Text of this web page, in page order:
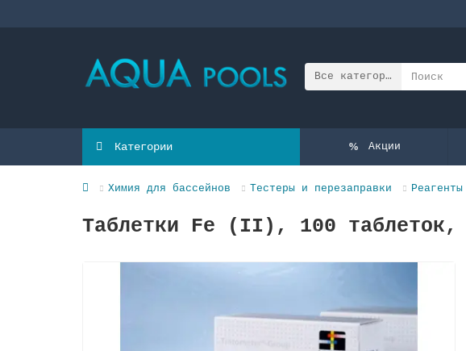
Все категории
Категории Акции
Химия для бассейнов Тестеры и перезаправки
Таблетки Fe (II), 100 таблеток,